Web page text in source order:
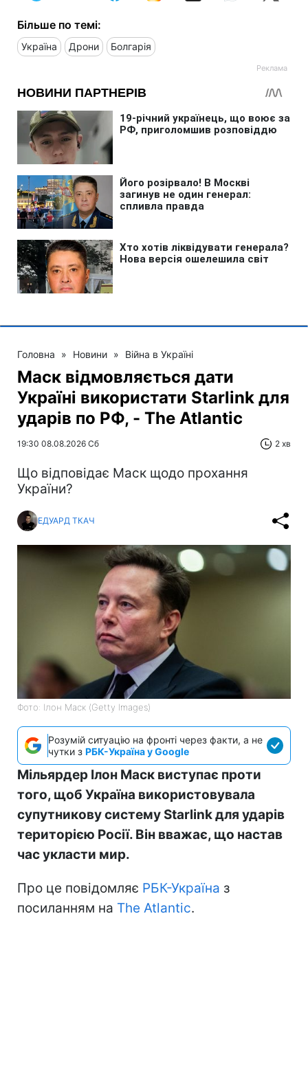
Більше по темі:
Україна Дрони Болгарія
Головна » Новини » Війна в Україні
Маск відмовляється дати
Україні використати Starlink для
ударів по РФ, - The Atlantic
19:30 08.08.2026 Сб 2 хв
Що відповідає Маск щодо прохання
України?
ЕДУАРД ТКАЧ
Фото: Ілон Маск (Getty Images)
Розумій ситуацію на фронті через факти, а не
чутки з РБК-Україна у Google
Мільярдер Ілон Маск виступає проти
того, щоб Україна використовувала
супутникову систему Starlink для ударів
територією Росії. Він вважає, що настав
час укласти мир.
Про це повідомляє РБК-Україна з
посиланням на The Atlantic.